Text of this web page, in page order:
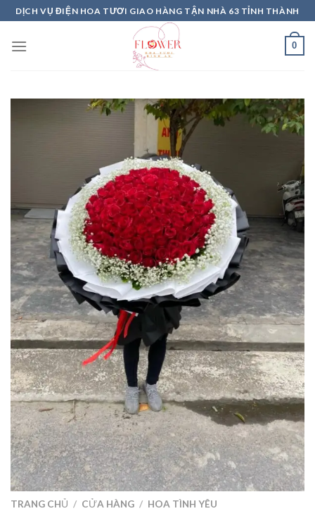
Skip
to
content
DỊCH VỤ ĐIỆN HOA TƯƠI GIAO HÀNG TẬN NHÀ 63 TỈNH THÀNH
0
TRANG CHỦ / CỬA HÀNG / HOA TÌNH YÊU